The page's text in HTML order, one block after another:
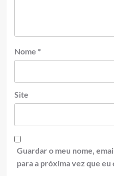
Nome *
Site
Guardar o meu nome,
para a próxima vez que eu